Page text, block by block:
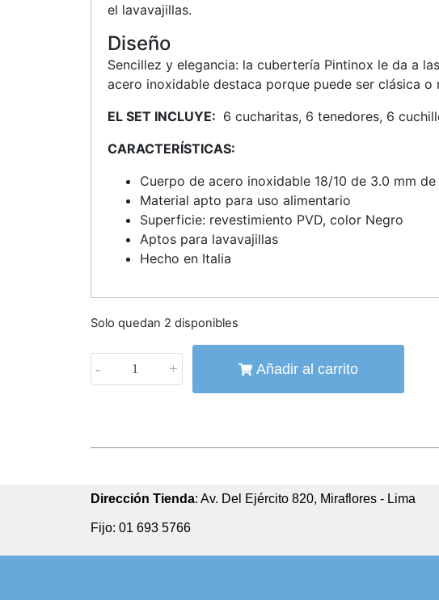
el lavavajillas.
Diseño
Sencillez y elegancia: la cubertería Pintinox le da a
acero inoxidable destaca porque puede ser clásica
EL SET INCLUYE: 6 cucharitas, 6 tenedores, 6
CARACTERÍSTICAS:
Cuerpo de acero inoxidable 18/10 de 3.0 mm
Material apto para uso alimentario
Superficie: revestimiento PVD, color Negro
Aptos para lavavajillas
Hecho en Italia
Solo quedan 2 disponibles
- + Añadir al carrito
Dirección Tienda: Av. Del Ejército 820, Miraflores - Lima
Fijo: 01 693 5766